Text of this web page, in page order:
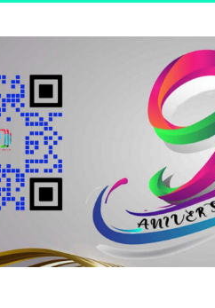
visión joven.